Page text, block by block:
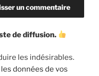
de diffusion.
les indésirables.
données de vos